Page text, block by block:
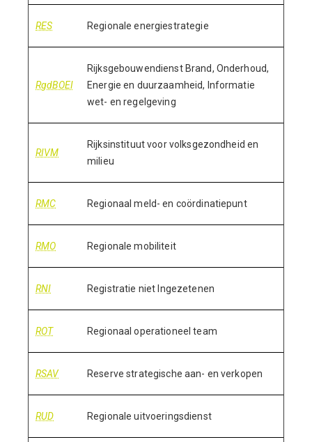
RES Regionale energiestrategie
RgdBOEI
Rijksgebouwendienst Brand, Onderhoud,
Energie en duurzaamheid, Informatie
wet- en regelgeving
RIVM
Rijksinstituut voor volksgezondheid en
milieu
RMC Regionaal meld- en coördinatiepunt
RMO Regionale mobiliteit
RNI Registratie niet Ingezetenen
ROT Regionaal operationeel team
RSAV Reserve strategische aan- en verkopen
RUD Regionale uitvoeringsdienst